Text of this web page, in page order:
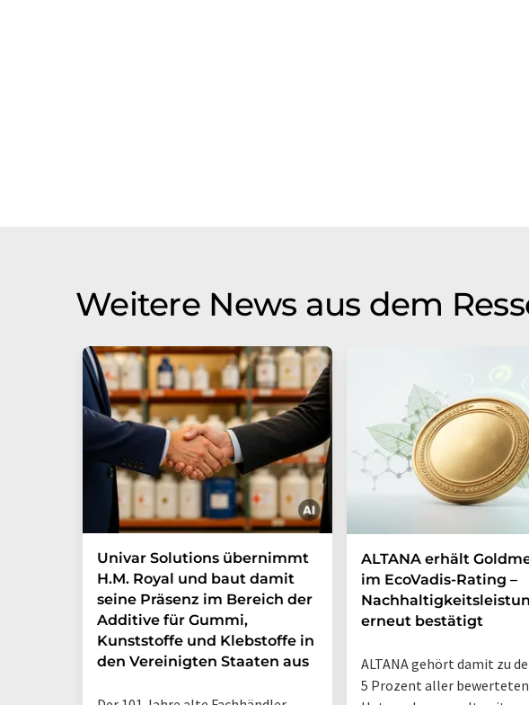
Weitere News aus dem
Univar Solutions übernimmt
H.M. Royal und baut damit
seine Präsenz im Bereich der
Additive für Gummi,
Kunststoffe und Klebstoffe in
den Vereinigten Staaten aus
ALTANA erhält
im EcoVadis-Rating –
erneut bestätigt
ALTANA gehört damit zu
5 Prozent aller bewerteten